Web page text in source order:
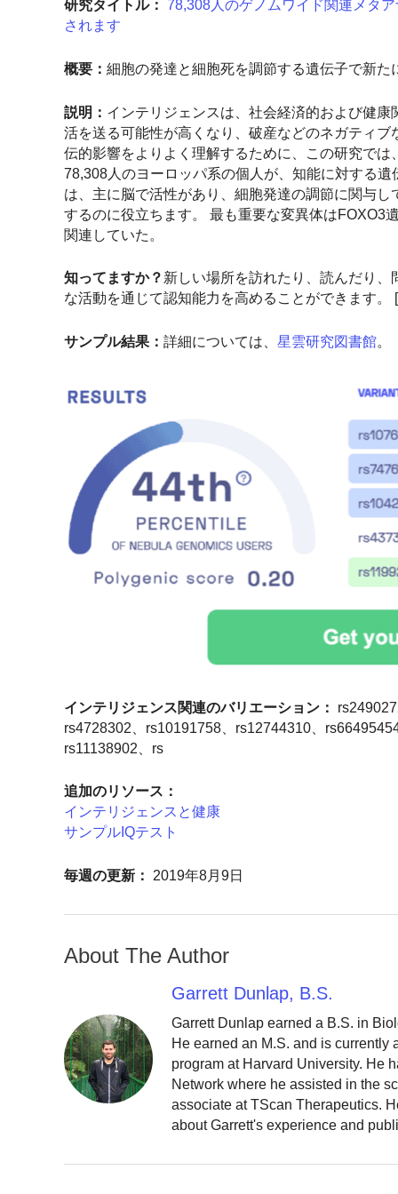
研究タイトル：
78,308人のゲノムワイド関連メタ
されます
概要： 細胞の発達と細胞死を調節する遺伝子で新
説明： インテリジェンスは、社会経済的および健
活を送る可能性が高くなり、破産などのネガティ
伝的影響をよりよく理解するために、この研究で
78,308人のヨーロッパ系の個人が、知能に対する
は、主に脳で活性があり、細胞発達の調節に関与
するのに役立ちます。 最も重要な変異体はFOXO3
関連していた。
知ってますか？ 新しい場所を訪れたり、読んだり
な活動を通じて認知能力を高めることができます。 [
サンプル結果： 詳細については、 星雲研究図書館。
インテリジェンス関連のバリエーション：
rs4728302、rs10191758、rs12744310、
rs11138902、rs
追加のリソース：
インテリジェンスと健康
サンプルIQテスト
毎週の更新： 2019年8月9日
About The Author
Garrett Dunlap, B.S.
Garrett Dunlap earned a B.S. in
He earned an M.S. and is
program at Harvard University. He
Network where he assisted in the
associate at TScan Therapeutics.
about Garrett's experience and